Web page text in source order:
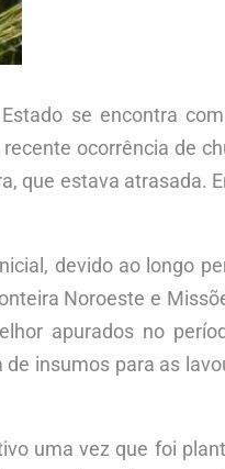
se encontra
ocorrência de
que estava atrasada.
devido ao longo
Noroeste e
apurados no
insumos para as
uma vez que foi